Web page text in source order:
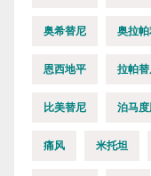
奥希替尼 奥拉帕
恩西地平 拉帕
比美替尼 泊马
痛风 米托坦